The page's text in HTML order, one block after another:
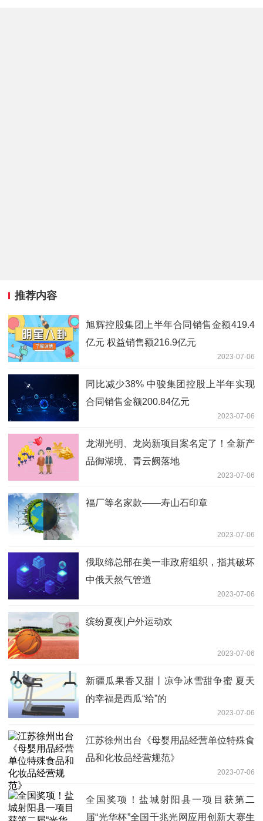
推荐内容
旭辉控股集团上半年合同销售金额419.4
亿元 权益销售额216.9亿元
2023-07-06
同比减少38% 中骏集团控股上半年实现
合同销售金额200.84亿元
2023-07-06
龙湖光明、龙岗新项目案名定了！全新产
品御湖境、青云阙落地
2023-07-06
福厂等名家款——寿山石印章
2023-07-06
俄取缔总部在美一非政府组织，指其破坏
中俄天然气管道
2023-07-06
缤纷夏夜|户外运动欢
2023-07-06
新疆瓜果香又甜丨凉争冰雪甜争蜜 夏天
的幸福是西瓜“给”的
2023-07-06
江苏徐州出台《母婴用品经营单位特殊食
品和化妆品经营规范》
2023-07-06
全国奖项！盐城射阳县一项目获第二
届“光华杯”全国千兆光网应用创新大赛生